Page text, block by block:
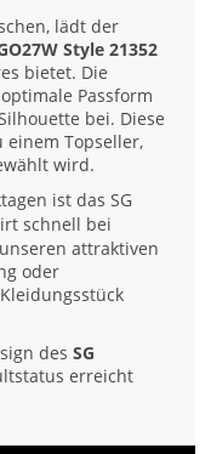
lädt der
Style 21352
bietet. Die
Passform
bei. Diese
einem Topseller,
wird.
ist das SG
schnell bei
attraktiven
oder
desSG
erreicht